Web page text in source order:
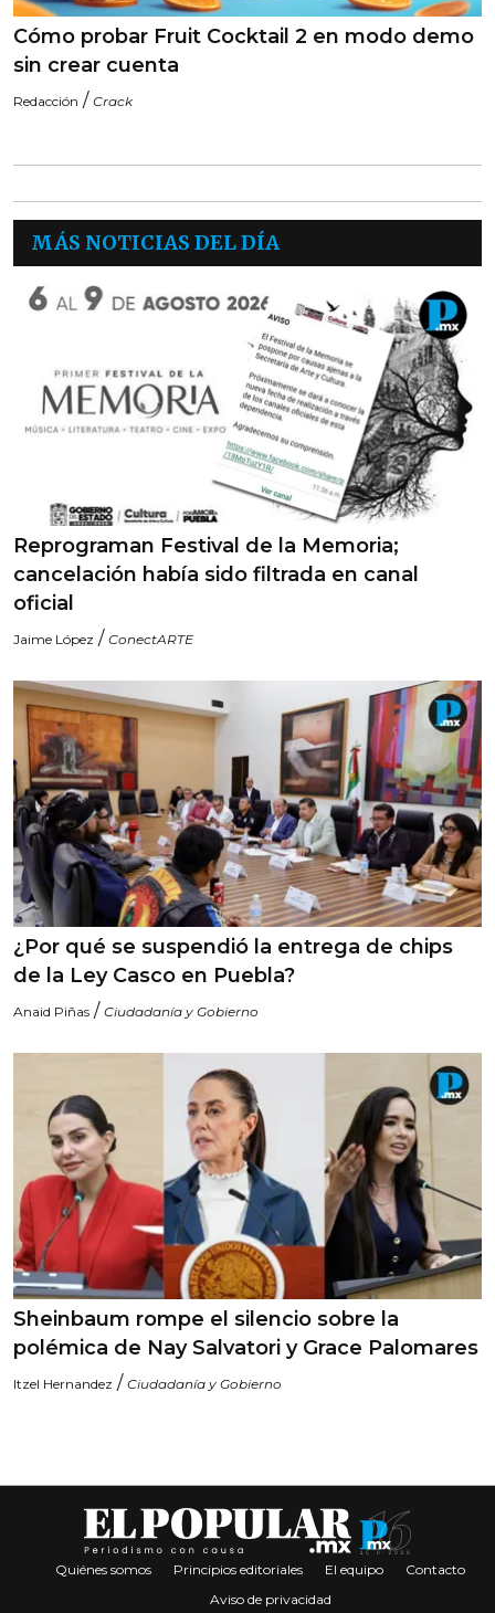
Cómo probar Fruit Cocktail 2 en modo demo
sin crear cuenta
Redacción / Crack
MÁS NOTICIAS DEL DÍA
Reprograman Festival de la Memoria;
cancelación había sido filtrada en canal
oficial
Jaime López / ConectARTE
¿Por qué se suspendió la entrega de chips
de la Ley Casco en Puebla?
Anaid Piñas / Ciudadanía y Gobierno
Sheinbaum rompe el silencio sobre la
polémica de Nay Salvatori y Grace Palomares
Itzel Hernandez / Ciudadanía y Gobierno
Quiénes somos Principios editoriales El equipo
Contacto
Aviso de privacidad